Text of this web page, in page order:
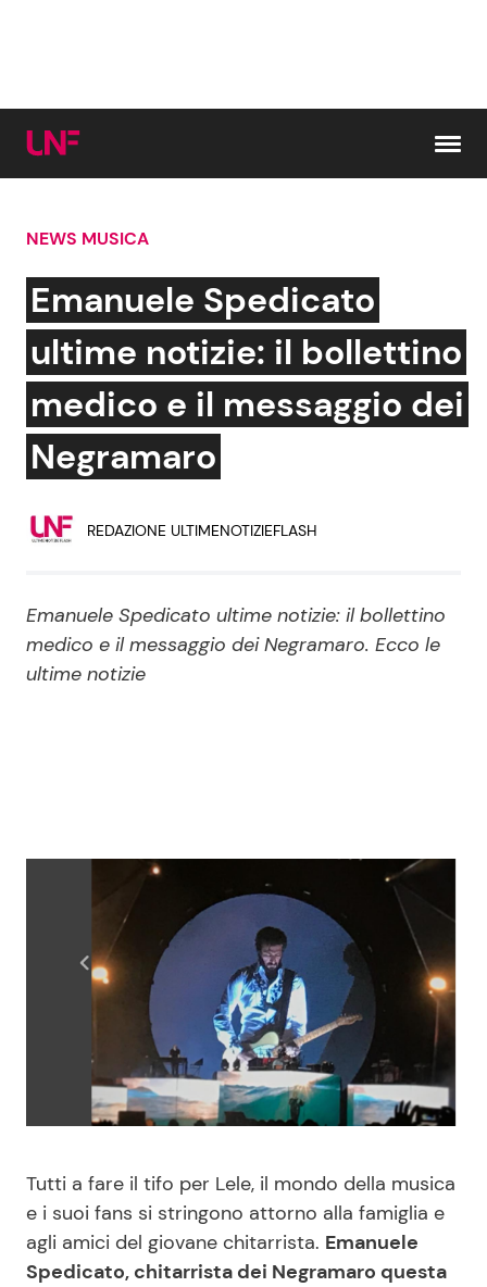
Cerca:
News e Cronaca
Attualità Italiana
Dal Mondo
Politica
Gossip e TV
Bellezze VIP
Reality e Talent
News Spettacolo
Moda e Style
Mondo Mamma
News benessere
Cucina e Ricette
Consigli di Cucina
Dolci
Le Ricette in TV
Primi Piatti
NEWS MUSICA
Emanuele Spedicato
ultime notizie: il bollettino
medico e il messaggio dei
Negramaro
REDAZIONE ULTIMENOTIZIEFLASH
Emanuele Spedicato ultime notizie: il bollettino
medico e il messaggio dei Negramaro. Ecco le
ultime notizie
Tutti a fare il tifo per Lele, il mondo della musica
e i suoi fans si stringono attorno alla famiglia e
agli amici del giovane chitarrista. Emanuele
Spedicato, chitarrista dei Negramaro questa